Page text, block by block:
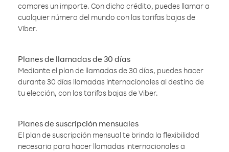
compres un importe. Con dicho crédito, puedes llamar a
cualquier número del mundo con las tarifas bajas de
Viber.
Planes de llamadas de 30 días
Mediante el plan de llamadas de 30 días, puedes hacer
durante 30 días llamadas internacionales al destino de
tu elección, con las tarifas bajas de Viber.
Planes de suscripción mensuales
El plan de suscripción mensual te brinda la flexibilidad
necesaria para hacer llamadas internacionales a